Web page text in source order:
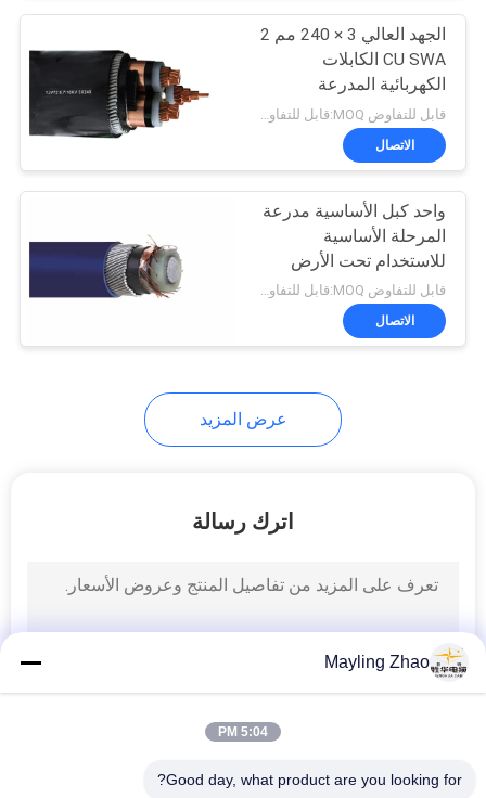
مراقبة الكابلات
76
كابل صك مدرع
26
ارتفاع درجة الحرارة
الكابل
الجهد العالي 3 × 240 مم 2
CU SWA الكابلات
الكهربائية المدرعة
الكهربائية ثلاثة الكابلات
الأساسية
الاتصال
واحد كبل الأساسية مدرعة
المرحلة الأساسية
للاستخدام تحت الأرض
قابل للتفاوض MOQ:قابل للتفاوض
الاتصال
عرض المزيد
اترك رسالة
Mayling Zhao
5:04 PM
Good day, what product are you looking for?